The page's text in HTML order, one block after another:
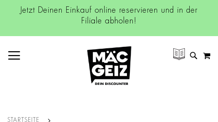
Jetzt Deinen Einkauf online reservieren und in der
Filiale abholen!
SUCHE
STARTSEITE